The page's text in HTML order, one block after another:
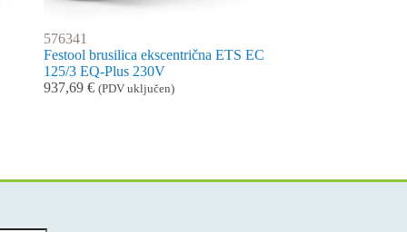
576341
Festool brusilica ekscentrična ETS EC
125/3 EQ-Plus 230V
937,69€ (PDV uključen)